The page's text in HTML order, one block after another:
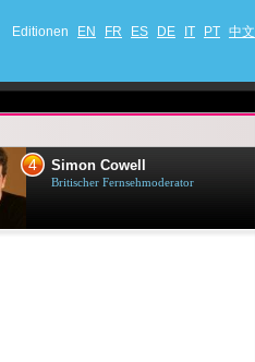
Editionen EN FR ES DE IT PT 中文
4 Simon Cowell
Britischer Fernsehmoderator